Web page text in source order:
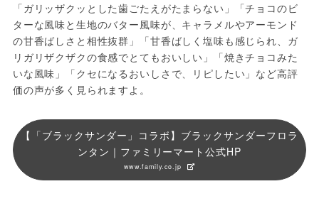
「ガリッザクッとした歯ごたえがたまらない」「チョコのビ
ターな風味と生地のバター風味が、キャラメルやアーモンド
の甘香ばしさと相性抜群」「甘香ばしく塩味も感じられ、ガ
リガリザクザクの食感でとてもおいしい」「焼きチョコみた
いな風味」「クセになるおいしさで、リピしたい」など高評
価の声が多く見られますよ。
【「ブラックサンダー」コラボ】ブラックサンダーフロラ
ンタン｜ファミリーマート公式HP
www.family.co.jp